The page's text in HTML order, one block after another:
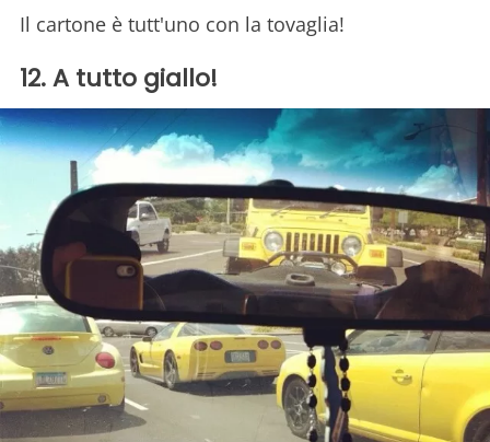
Il cartone è tutt'uno con la tovaglia!
12. A tutto giallo!